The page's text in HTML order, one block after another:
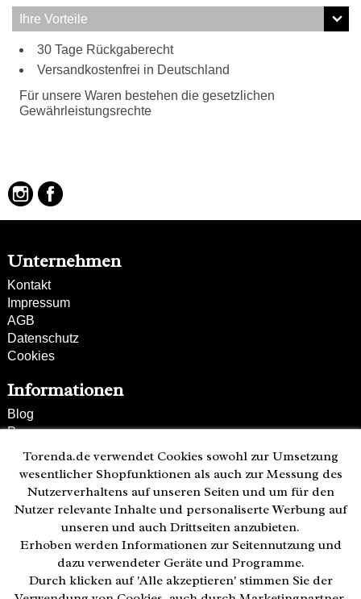
2 Steckfächer
2 Stiftfächer
Tragweise:
Henkel
Ihre Vorteile
30 Tage Rückgaberecht
Versandkostenfrei in Deutschland
Für unsere Waren bestehen die gesetzlichen
Gewährleistungsrechte
Unternehmen
Kontakt
Impressum
AGB
Datenschutz
Cookies
Informationen
Blog
Presse
Partner
Versand und Zahlung
Bestellung wiederrufen
Kunden-Hotline
(040) 244 249-49
Mo - Fr 08:00 - 18:00
Zahlweisen:
Torenda.de verwendet Cookies sowohl zur Umsetzung
wesentlicher Shopfunktionen als auch zur Messung des
Nutzerverhaltens auf unseren Seiten und um für den
Nutzer relevante Inhalte und personaliserte Werbung auf
unseren und auch Drittseiten anzubieten.
Erhoben werden Informationen zur Seitennutzung und
dazu verwendeter Geräte und Programme.
Durch klicken auf 'Alle akzeptieren' stimmen Sie der